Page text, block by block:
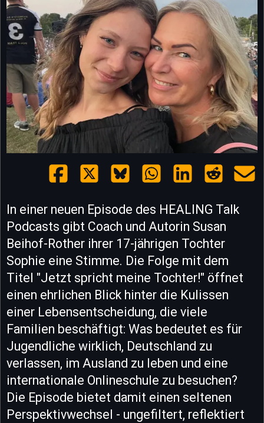
In einer neuen Episode des HEALING Talk
Podcasts gibt Coach und Autorin Susan
Beihof-Rother ihrer 17-jährigen Tochter
Sophie eine Stimme. Die Folge mit dem
Titel "Jetzt spricht meine Tochter!" öffnet
einen ehrlichen Blick hinter die Kulissen
einer Lebensentscheidung, die viele
Familien beschäftigt: Was bedeutet es für
Jugendliche wirklich, Deutschland zu
verlassen, im Ausland zu leben und eine
internationale Onlineschule zu besuchen?
Die Episode bietet damit einen seltenen
Perspektivwechsel - ungefiltert, reflektiert